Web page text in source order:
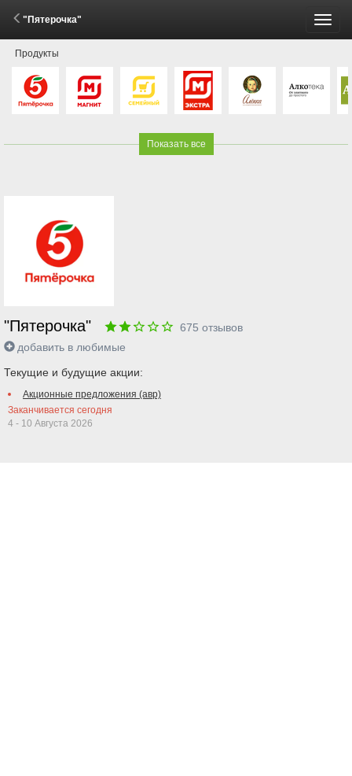
"Пятерочка"
Продукты
Показать все
"Пятерочка" 675 отзывов
добавить в любимые
Текущие и будущие акции:
Акционные предложения (авр)
Заканчивается сегодня
4 - 10 Августа 2026